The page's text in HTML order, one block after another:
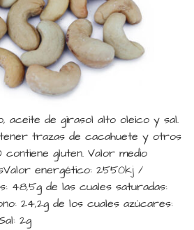
aceite de girasol alto oleico y sal.
trazas de cacahuete y otros
gluten. Valor medio
energético: 2550kj /
48,5g de las cuales saturadas:
24,2g de los cuales azúcares:
2g